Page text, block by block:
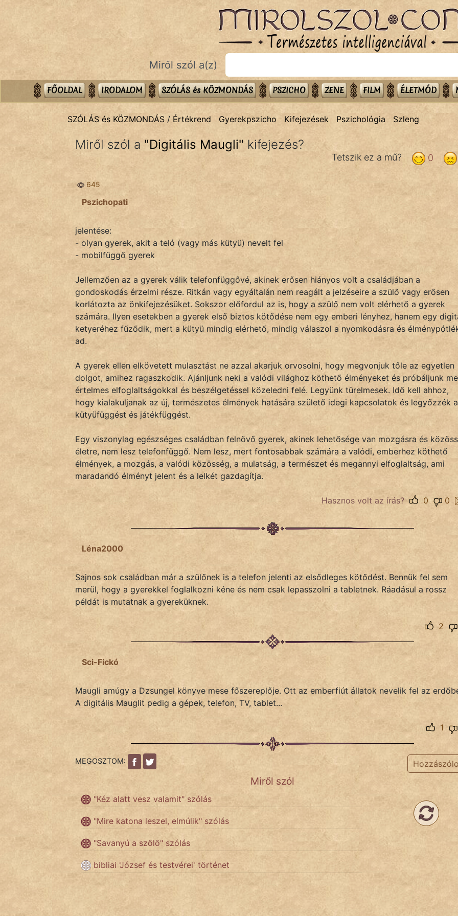
Bibliai
Közmondások
Szóláscsoportok
És
KÖZMONDÁS
TÖRTÉNELEM
Népszerű szerzőink:
szegény legény
Miről szól a(z)
FŐOLDAL IRODALOM SZÓLÁS és KÖZMONDÁS PSZICHO ZENE FILM ÉLETMÓD
SZÓLÁS és KÖZMONDÁS / Értékrend Gyerekpszicho Kifejezések Pszichológia Szleng
Miről szól a "Digitális Maugli" kifejezés?
0
Tetszik ez a mű?
645
Pszichopati
jelentése:
- olyan gyerek, akit a teló (vagy más kütyü) nevelt fel
- mobilfüggő gyerek
Jellemzően az a gyerek válik telefonfüggővé, akinek erősen hiányos volt a családjában a
gondoskodás érzelmi része. Ritkán vagy egyáltalán nem reagált a jelzéseire a szülő vagy erősen
korlátozta az önkifejezésüket. Sokszor előfordul az is, hogy a szülő nem volt elérhető a gyerek
számára. Ilyen esetekben a gyerek első biztos kötődése nem egy emberi lényhez, hanem egy
ketyeréhez fűződik, mert a kütyü mindig elérhető, mindig válaszol a nyomkodásra és
ad.
A gyerek ellen elkövetett mulasztást ne azzal akarjuk orvosolni, hogy megvonjuk tőle az egyetlen
dolgot, amihez ragaszkodik. Ajánljunk neki a valódi világhoz köthető élményeket és próbáljunk
értelmes elfoglaltságokkal és beszélgetéssel közeledni felé. Legyünk türelmesek. Idő kell ahhoz,
hogy kialakuljanak az új, természetes élmények hatására születő idegi kapcsolatok és legyőzzék a
kütyüfüggést és játékfüggést.
Egy viszonylag egészséges családban felnövő gyerek, akinek lehetősége van mozgásra és
életre, nem lesz telefonfüggő. Nem lesz, mert fontosabbak számára a valódi, emberhez köthető
élmények, a mozgás, a valódi közösség, a mulatság, a természet és megannyi elfoglaltság, ami
maradandó élményt jelent és a lelkét gazdagítja.
Hasznos volt az írás? 0
0
Léna2000
Sajnos sok családban már a szülőnek is a telefon jelenti az elsődleges kötődést. Bennük fel sem
merül, hogy a gyerekkel foglalkozni kéne és nem csak lepasszolni a tabletnek. Ráadásul a rossz
példát is mutatnak a gyereküknek.
2
Sci-Fickó
Maugli amúgy a Dzsungel könyve mese főszereplője. Ott az emberfiút állatok nevelik fel az
A digitális Mauglit pedig a gépek, telefon, TV, tablet...
1
MEGOSZTOM:
Miről szól
"Kéz alatt vesz valamit" szólás
"Mire katona leszel, elmúlik" szólás
"Savanyú a szőlő" szólás
bibliai 'József és testvérei' történet